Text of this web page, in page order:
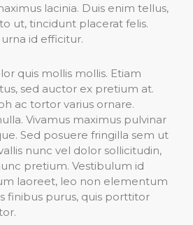
lacinia. Duis enim tellus,
ut, tincidunt placerat felis.
id efficitur.
quis mollis mollis. Etiam
sed auctor ex pretium at.
ac tortor varius ornare.
Vivamus maximus pulvinar
Sed posuere fringilla sem ut
nunc vel dolor sollicitudin,
pretium. Vestibulum id
laoreet, leo non elementum
finibus purus, quis porttitor